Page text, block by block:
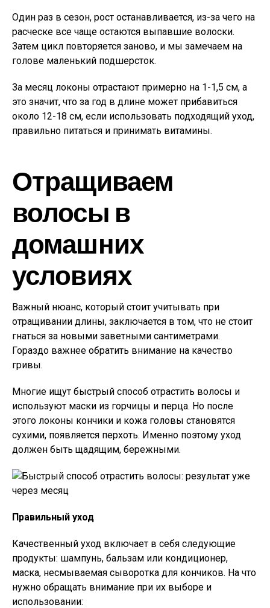
Один раз в сезон, рост останавливается, из-за чего на
расческе все чаще остаются выпавшие волоски.
Затем цикл повторяется заново, и мы замечаем на
голове маленький подшерсток.
За месяц локоны отрастают примерно на 1-1,5 см, а
это значит, что за год в длине может прибавиться
около 12-18 см, если использовать подходящий уход,
правильно питаться и принимать витамины.
Отращиваем
волосы в
домашних
условиях
Важный нюанс, который стоит учитывать при
отращивании длины, заключается в том, что не стоит
гнаться за новыми заветными сантиметрами.
Гораздо важнее обратить внимание на качество
гривы.
Многие ищут быстрый способ отрастить волосы и
используют маски из горчицы и перца. Но после
этого локоны кончики и кожа головы становятся
сухими, появляется перхоть. Именно поэтому уход
должен быть щадящим, бережными.
Правильный уход
Качественный уход включает в себя следующие
продукты: шампунь, бальзам или кондиционер,
маска, несмываемая сыворотка для кончиков. На что
нужно обращать внимание при их выборе и
использовании: